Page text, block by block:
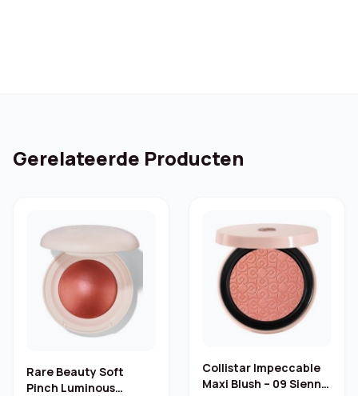
Gerelateerde Producten
Rare Beauty Soft
Pinch Luminous
Collistar Impeccable
Maxi Blush – 09 Sienna